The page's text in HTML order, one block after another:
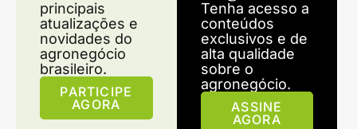
principais
atualizações e
novidades do
agronegócio
brasileiro.
PARTICIPE
AGORA
Tenha acesso a
conteúdos
exclusivos e de
alta qualidade
sobre o
agronegócio.
ASSINE
AGORA